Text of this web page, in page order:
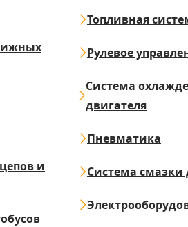
и
Топливная
Рулевое
Система
двигателя
Пневматика
Система смазки